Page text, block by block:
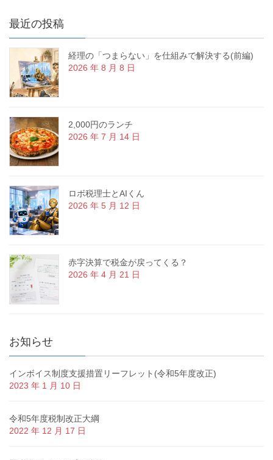
最近の投稿
経理の「つまらない」を仕組みで解決する(前編)
2026 年 8 月 8 日
2,000円のランチ
2026 年 7 月 14 日
ロボ税理士とAIくん
2026 年 5 月 12 日
赤字決算で税金が戻ってくる？
2026 年 4 月 21 日
お知らせ
インボイス制度支援措置リーフレット(令和5年度改正)
2023 年 1 月 10 日
令和5年度税制改正大綱
2022 年 12 月 17 日